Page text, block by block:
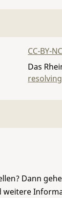
CC-BY-
Das
Dann